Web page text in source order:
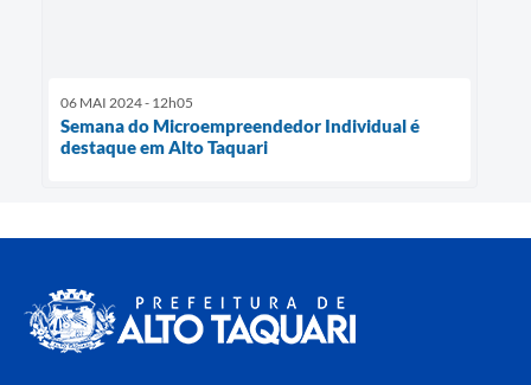
06 MAI 2024 - 12h05
Semana do Microempreendedor Individual é
destaque em Alto Taquari